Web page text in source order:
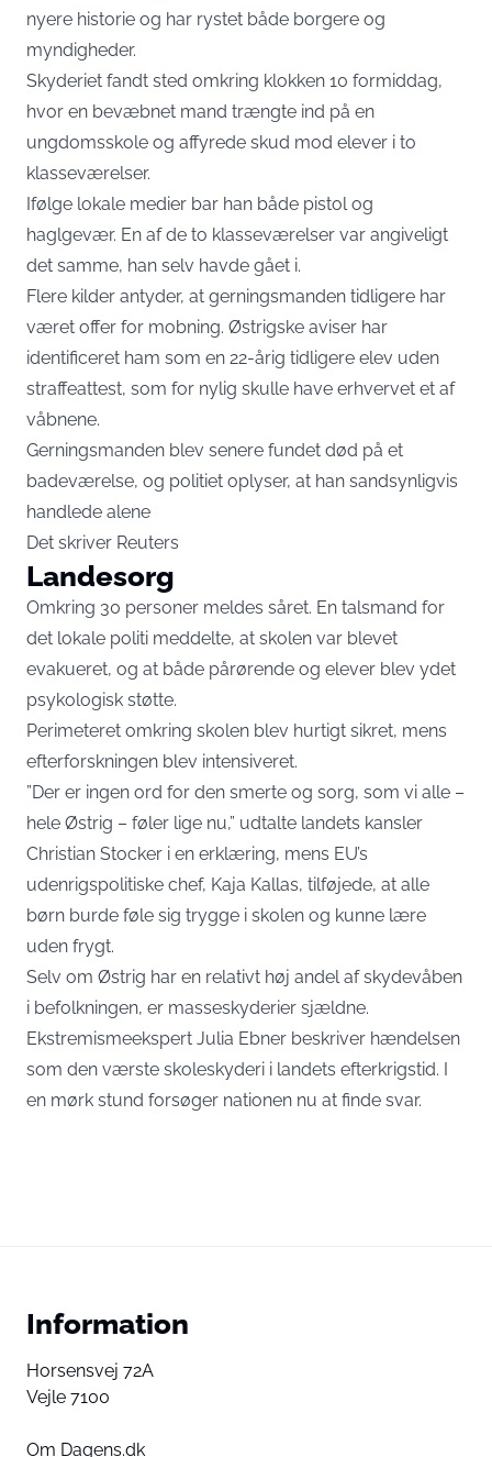
nyere historie og har rystet både borgere og
myndigheder.
Skyderiet fandt sted omkring klokken 10 formiddag,
hvor en bevæbnet mand trængte ind på en
ungdomsskole og affyrede skud mod elever i to
klasseværelser.
Ifølge lokale medier bar han både pistol og
haglgevær. En af de to klasseværelser var angiveligt
det samme, han selv havde gået i.
Flere kilder antyder, at gerningsmanden tidligere har
været offer for mobning. Østrigske aviser har
identificeret ham som en 22-årig tidligere elev uden
straffeattest, som for nylig skulle have erhvervet et af
våbnene.
Gerningsmanden blev senere fundet død på et
badeværelse, og politiet oplyser, at han sandsynligvis
handlede alene
Det skriver Reuters
Landesorg
Omkring 30 personer meldes såret. En talsmand for
det lokale politi meddelte, at skolen var blevet
evakueret, og at både pårørende og elever blev ydet
psykologisk støtte.
Perimeteret omkring skolen blev hurtigt sikret, mens
efterforskningen blev intensiveret.
”Der er ingen ord for den smerte og sorg, som vi alle –
hele Østrig – føler lige nu,” udtalte landets kansler
Christian Stocker i en erklæring, mens EU’s
udenrigspolitiske chef, Kaja Kallas, tilføjede, at alle
børn burde føle sig trygge i skolen og kunne lære
uden frygt.
Selv om Østrig har en relativt høj andel af skydevåben
i befolkningen, er masseskyderier sjældne.
Ekstremismeekspert Julia Ebner beskriver hændelsen
som den værste skoleskyderi i landets efterkrigstid. I
en mørk stund forsøger nationen nu at finde svar.
Information
Horsensvej 72A
Vejle 7100
Om Dagens.dk